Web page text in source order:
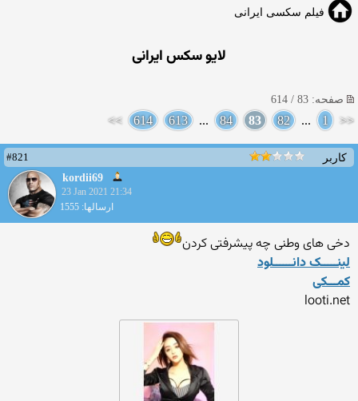
فیلم سکسی ایرانی
لایو سکس ایرانی
صفحه: 83 / 614
<<
1
...
82
83
84
...
613
614
>>
کاربر
#821
kordii69
23 Jan 2021 21:34
ارسالها: 1555
دخی های وطنی چه پیشرفتی کردن
لینـــــک دانــــــلود
کمـــکی
looti.net